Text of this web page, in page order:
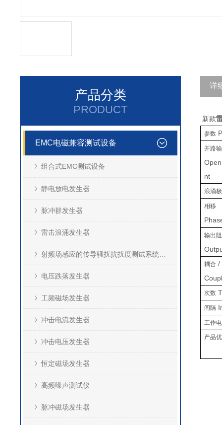
产品分类
PRODUCT
EMC电磁兼容测试设备
组合式EMC测试设备
静电放电发生器
脉冲群发生器
雷击浪涌发生器
电压跌落发生器
工频磁场发生器
冲击电流发生器
冲击电压发生器
恒定磁场发生器
高频噪声测试仪
脉冲磁场发生器
详
新款
参数
开路
nt
浪涌
相移
输出
耦合 /
次数
间隔
工作
产品